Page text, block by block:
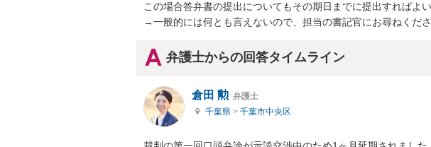
この場合答弁書の提出についてもその期日までに提出すればよ
→一般的には何とも言えないので、担当の書記官にお尋ねくださ
弁護士からの回答タイムライン
倉田 勲 弁護士
千葉県 > 千葉市中央区